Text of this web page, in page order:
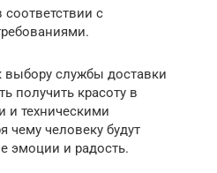
соответствии с
службы доставки
получить красоту в
и техническими
чему человеку будут
эмоции и радость.